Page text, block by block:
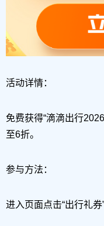
活动详情：
免费获得“滴滴出行
至6折。
参与方法：
进入页面点击“出行礼券